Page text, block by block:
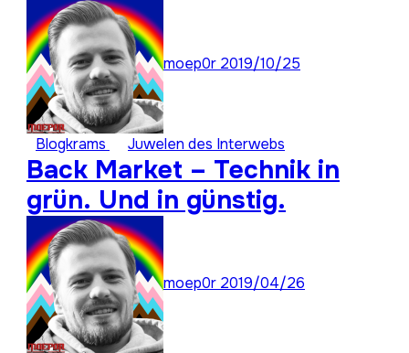
Zeiten ist: Super Stay
Forever 22
moep0r 2019/10/25
Blogkrams Juwelen des Interwebs
Back Market – Technik in
grün. Und in günstig.
moep0r 2019/04/26